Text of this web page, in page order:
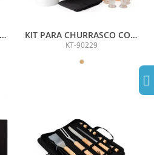
KIT PARA CHURRASCO COM
BALDE - 9 PÇS
KT-90229